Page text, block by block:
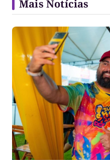
Mais Notícias